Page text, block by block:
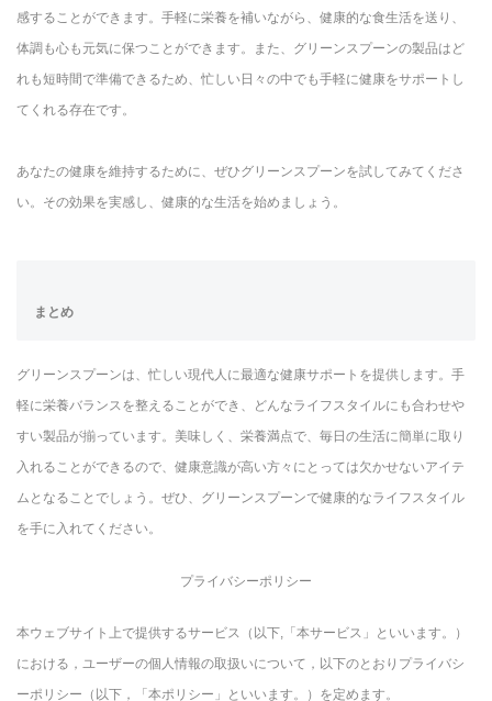
感することができます。手軽に栄養を補いながら、健康的な食生活を送り、
体調も心も元気に保つことができます。また、グリーンスプーンの製品はど
れも短時間で準備できるため、忙しい日々の中でも手軽に健康をサポートし
てくれる存在です。
あなたの健康を維持するために、ぜひグリーンスプーンを試してみてくださ
い。その効果を実感し、健康的な生活を始めましょう。
まとめ
グリーンスプーンは、忙しい現代人に最適な健康サポートを提供します。手
軽に栄養バランスを整えることができ、どんなライフスタイルにも合わせや
すい製品が揃っています。美味しく、栄養満点で、毎日の生活に簡単に取り
入れることができるので、健康意識が高い方々にとっては欠かせないアイテ
ムとなることでしょう。ぜひ、グリーンスプーンで健康的なライフスタイル
を手に入れてください。
プライバシーポリシー
本ウェブサイト上で提供するサービス（以下,「本サービス」といいます。）
における，ユーザーの個人情報の取扱いについて，以下のとおりプライバシ
ーポリシー（以下，「本ポリシー」といいます。）を定めます。